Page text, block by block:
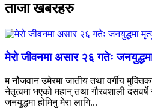
ताजा खबरहरु
मेरो जीवनमा असार २६ गतेः
म नौजवान उमेरमा जातीय तथा वर्गीय
नेतृत्वमा भएको महान् तथा गौरवशाली
जनयुद्धमा होमिनु मेरा लागि...